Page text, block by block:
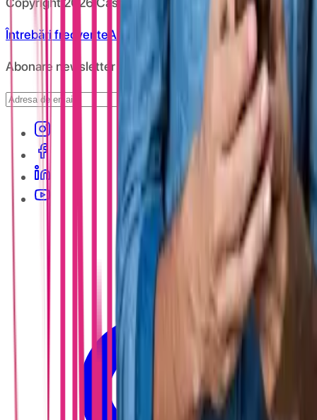
Întrebări frecvente ANPC
Abonare newsletter